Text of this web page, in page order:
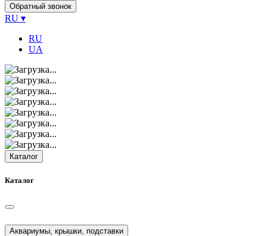
Обратный звонок
RU ▾
RU
UA
Каталог
Каталог
Аквариумы, крышки, подставки